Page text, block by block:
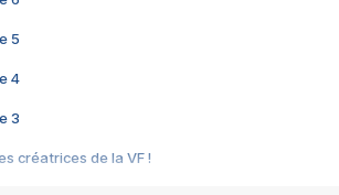
5
4
3
créatrices de la VF !